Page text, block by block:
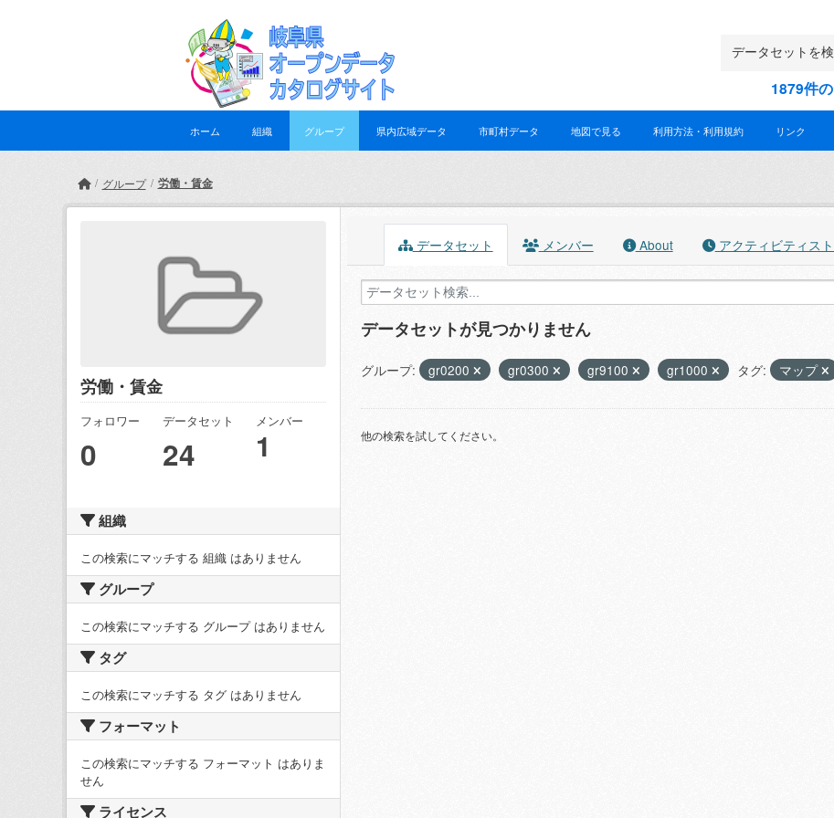
1879件
ホーム 組織 グループ 県内広域データ 市町村データ 地図で見る 利用方法・利用規約 リンク
グループ 労働・賃金
労働・賃金
フォロワー
0
データセット
24
メンバー
1
組織
この検索にマッチする 組織 はありません
グループ
この検索にマッチする グループ はありません
タグ
この検索にマッチする タグ はありません
フォーマット
この検索にマッチする フォーマット はありま
せん
ライセンス
データセット メンバー About アクティビティス
データセットが見つかりません
グループ: gr0200 gr0300 gr9100 gr1000 タグ: マップ
他の検索を試してください。